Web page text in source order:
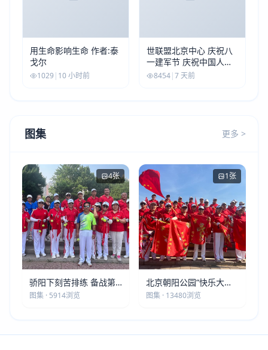
用生命影响生命 作者:泰
戈尔
1029 | 10 小时前
世联盟北京中心 庆祝八
一建军节 庆祝中国人民
解放军建军99周年
8454|7 天前
图集 更多 >
4张
骄阳下刻苦排练 备战第
五届莫斯科世界大健康运
图集 · 5914浏览
1张
北京朝阳公园“快乐大本
营”建党105周年庆祝活动
图集 · 13480浏览